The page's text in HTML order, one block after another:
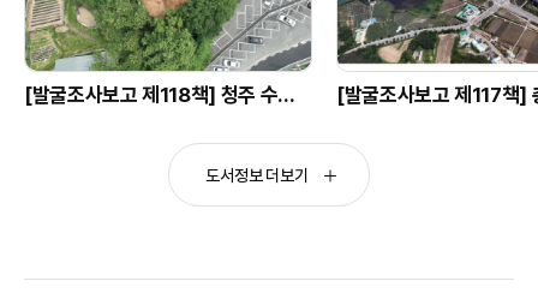
도서정보 더보기
[발굴조사보고 제118책] 청주 수동(81-2번지) 근린공원 조성사업부지 내 유적